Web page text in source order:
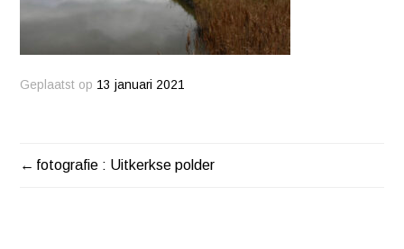
Geplaatst op 13 januari 2021
BERICHT
fotografie : Uitkerkse polder